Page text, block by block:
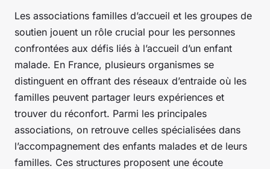
Les associations familles d’accueil et les groupes de
soutien jouent un rôle crucial pour les personnes
confrontées aux défis liés à l’accueil d’un enfant
malade. En France, plusieurs organismes se
distinguent en offrant des réseaux d’entraide où les
familles peuvent partager leurs expériences et
trouver du réconfort. Parmi les principales
associations, on retrouve celles spécialisées dans
l’accompagnement des enfants malades et de leurs
familles. Ces structures proposent une écoute